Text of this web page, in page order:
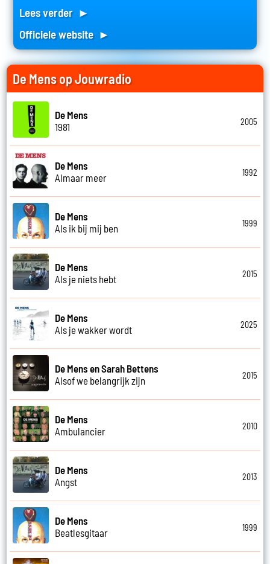
Lees verder ►
Officiele website ►
De Mens op Jouwradio
De Mens
1981
2005
De Mens
Almaar meer
1992
De Mens
Als ik bij mij ben
1999
De Mens
Als je niets hebt
2015
De Mens
Als je wakker wordt
2025
De Mens en Sarah Bettens
Alsof we belangrijk zijn
2015
De Mens
Ambulancier
2010
De Mens
Angst
2013
De Mens
Beatlesgitaar
1999